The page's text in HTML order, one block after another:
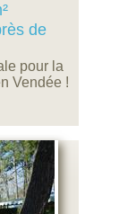
de
pour la
Vendée !